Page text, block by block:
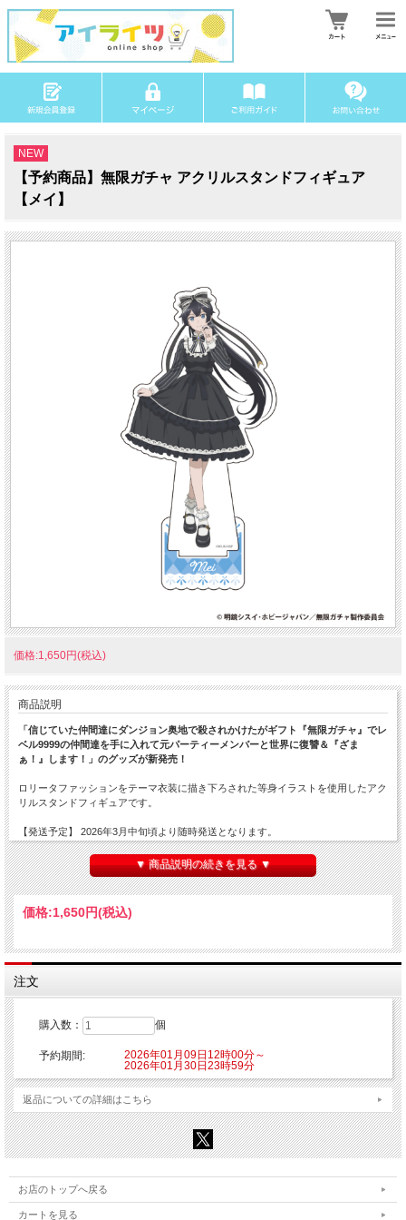
NEW
【予約商品】無限ガチャ アクリルスタンドフィギュア
【メイ】
価格:1,650円(税込)
商品説明
「信じていた仲間達にダンジョン奥地で殺されかけたがギフト『無限ガチャ』でレ
ベル9999の仲間達を手に入れて元パーティーメンバーと世界に復讐＆『ざま
ぁ！』します！」のグッズが新発売！
ロリータファッションをテーマ衣装に描き下ろされた等身イラストを使用したアク
リルスタンドフィギュアです。
【発送予定】 2026年3月中旬頃より随時発送となります。
■サイズ：約110×150mm
■素材：アクリル
【ご注意】
※こちらの商品はご注文時にクレジットカード決済承認（課金）を行います。予め
※他の商品を一緒にご購入した場合もご注文時にカード決済承認（課金）を行いま
す。
※受注生産商品のため、お申込み後のキャンセルはできません。予めご了承くださ
い。
©明鏡シスイ･ホビージャパン／無限ガチャ製作委員会
▼ 商品説明の続きを見る ▼
価格:1,650円(税込)
注文
購入数： 個
予約期間:
2026年01月09日12時00分～
2026年01月30日23時59分
返品についての詳細はこちら
お店のトップへ戻る
カートを見る